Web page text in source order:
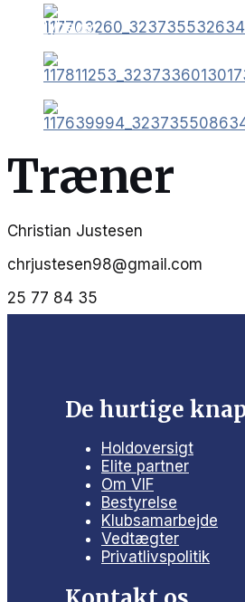
Nyheder
Træner
Christian Justesen
chrjustesen98@gmail.com
25 77 84 35
De hurtige
Holdoversigt
Elite partner
Om VIF
Bestyrelse
Klubsamarbejde
Vedtægter
Privatlivspolitik